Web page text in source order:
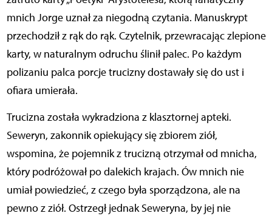
mnich Jorge uznał za niegodną czytania. Manuskrypt
przechodził z rąk do rąk. Czytelnik, przewracając zlepione
karty, w naturalnym odruchu ślinił palec. Po każdym
polizaniu palca porcje trucizny dostawały się do ust i
ofiara umierała.
Trucizna została wykradziona z klasztornej apteki.
Seweryn, zakonnik opiekujący się zbiorem ziół,
wspomina, że pojemnik z trucizną otrzymał od mnicha,
który podróżował po dalekich krajach. Ów mnich nie
umiał powiedzieć, z czego była sporządzona, ale na
pewno z ziół. Ostrzegł jednak Seweryna, by jej nie